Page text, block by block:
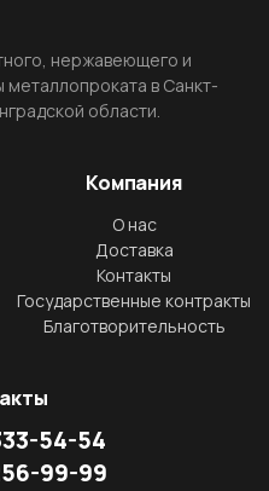
нержавеющего и
в Санкт-
области.
Компания
О нас
Доставка
Контакты
Государственные контракты
Благотворительность
54-54
99-99